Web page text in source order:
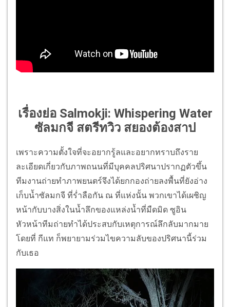
เรื่องย่อ Salmokji: Whispering Water
ซัลมกจี สตรีทวิว สยองต้องสาป
เพราะความตั้งใจที่จะอยากรู้ลและอยากทราบถึงราย
ละเอียดเกี่ยวกับภาพถนนที่มีบุคคลปริศนาปรากฏตัวขึ้น
ทีมงานถ่ายทำภาพยนตร์จึงได้ยกกองถ่ายลงพื้นที่ยังอ่าง
เก็บน้ำซัลมกจี ที่ร่ำลือกัน ณ ที่แห่งนั้น พวกเขาได้เผชิญ
หน้ากับบางสิ่งในน้ำลึกของแหล่งน้ำที่มืดมิด ซูอิน
หัวหน้าทีมถ่ายทำได้ประสบกับเหตุการณ์ลึกลับมากมาย
โดยที่ กีแท ก็พยายามร่วมไขความลับของปริศนานี้ร่วม
กับเธอ